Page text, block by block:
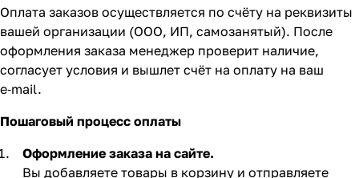
Оплата заказов осуществляется по счёту на реквизиты
вашей организации (ООО, ИП, самозанятый). После
оформления заказа менеджер проверит наличие,
согласует условия и вышлет счёт на оплату на ваш
e‑mail.
Пошаговый процесс оплаты
Оформление заказа на сайте.
Вы добавляете товары в корзину и отправляете